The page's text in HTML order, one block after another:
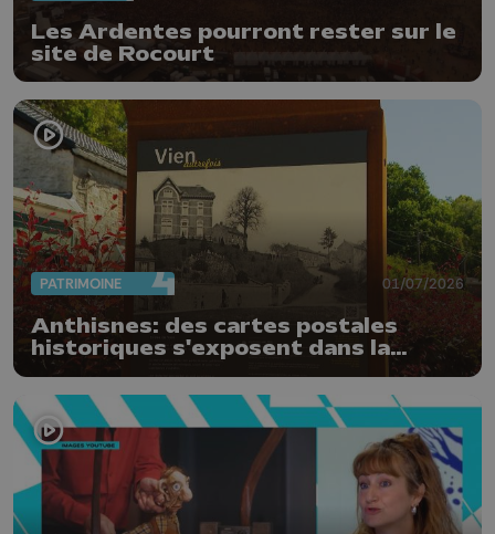
Les Ardentes pourront rester sur le
site de Rocourt
PATRIMOINE 01/07/2026
Anthisnes: des cartes postales
historiques s'exposent dans la
commune